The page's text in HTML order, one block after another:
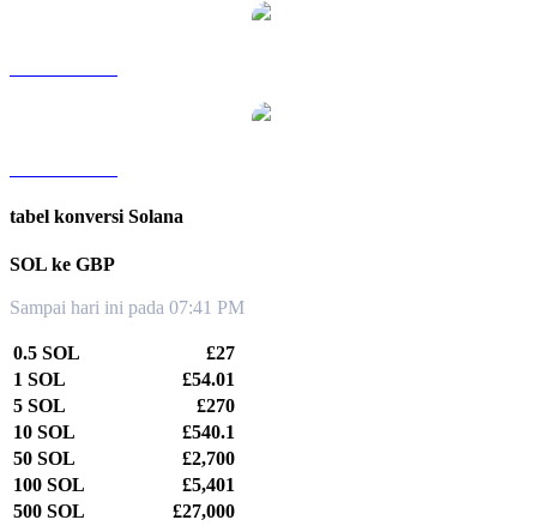
tabel konversi Solana
SOL ke GBP
Sampai hari ini pada 07:41 PM
0.5 SOL
£27
1 SOL
£54.01
5 SOL
£270
10 SOL
£540.1
50 SOL
£2,700
100 SOL
£5,401
500 SOL
£27,000